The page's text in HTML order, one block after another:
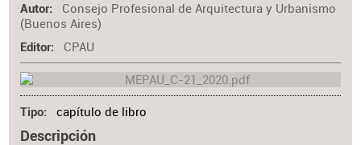
Autor
Consejo Profesional de Arquitectura y Urbanismo
(Buenos Aires)
Editor CPAU
Tipo capítulo de libro
Descripción